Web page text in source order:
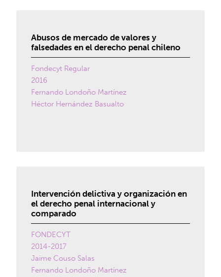
Abusos de mercado de valores y
falsedades en el derecho penal chileno
Fondecyt Regular
2016
Fernando Londoño Martínez
Héctor Hernández Basualto
Intervención delictiva y organización en
el derecho penal internacional y
comparado
FONDECYT
2014-2017
Jaime Couso Salas
Fernando Londoño Martínez